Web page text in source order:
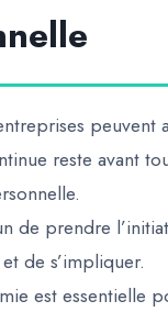
peuvent
reste avant
de prendre
de s’impliquer.
est essentielle